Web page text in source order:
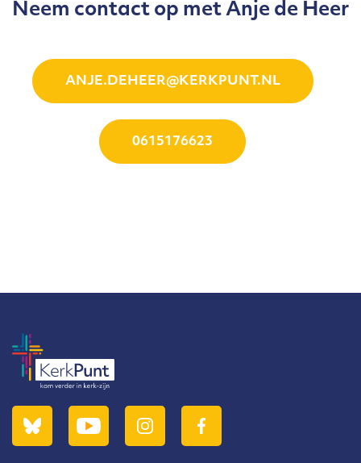
Neem contact op met Anje de Heer
ANJE.DEHEER@KERKPUNT.NL
0615176623